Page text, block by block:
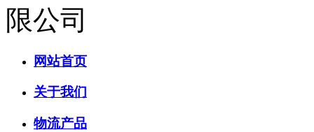
网站首页
关于我们
物流产品